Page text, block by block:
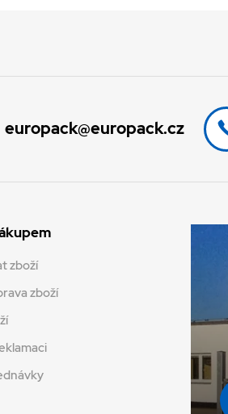
europack@europack.cz
zboží
zboží